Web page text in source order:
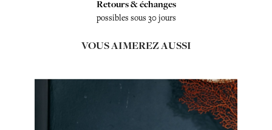
Retours & échanges
possibles sous 30 jours
VOUS AIMEREZ AUSSI